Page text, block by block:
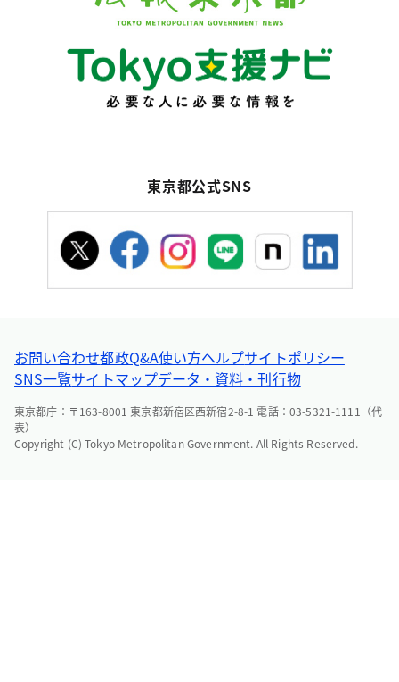
東京都公式SNS
お問い合わせ都政Q&A使い方ヘルプサイトポリシー
SNS一覧サイトマップデータ・資料・刊行物
東京都庁：〒163-8001 東京都新宿区西新宿2-8-1 電話：03-5321-1111（代
表）
Copyright (C) Tokyo Metropolitan Government. All Rights Reserved.